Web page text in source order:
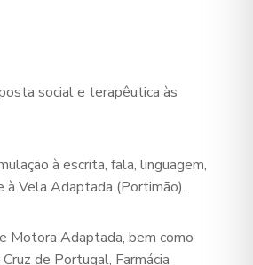
social e terapêutica às
à escrita, fala, linguagem,
à Vela Adaptada (Portimão).
Motora Adaptada, bem como
de Portugal, Farmácia